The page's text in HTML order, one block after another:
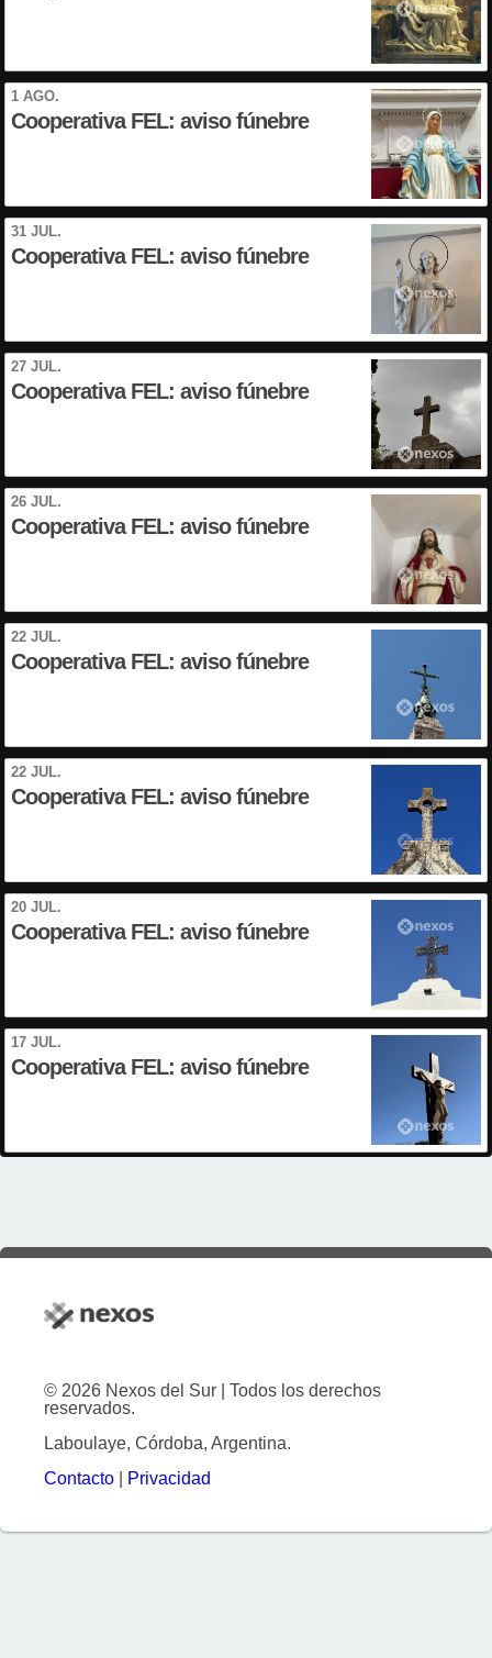
1 AGO.
Cooperativa FEL: aviso fúnebre
31 JUL.
Cooperativa FEL: aviso fúnebre
27 JUL.
Cooperativa FEL: aviso fúnebre
26 JUL.
Cooperativa FEL: aviso fúnebre
22 JUL.
Cooperativa FEL: aviso fúnebre
22 JUL.
Cooperativa FEL: aviso fúnebre
20 JUL.
Cooperativa FEL: aviso fúnebre
17 JUL.
Cooperativa FEL: aviso fúnebre
© 2026 Nexos del Sur | Todos los derechos
reservados.
Laboulaye, Córdoba, Argentina.
Contacto
Privacidad